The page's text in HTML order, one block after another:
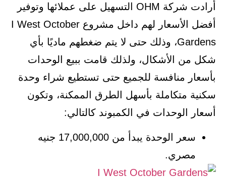
أرادت شركة OHM التسهيل على عملائها وتوفير
أفضل الأسعار لهم داخل مشروع I West October
Gardens، وذلك حتى لا يتم ضغطهم ماديًا بأي
شكل من الأشكال، ولذلك قامت ببيع الوحدات
بأسعار منافسة للجميع حتى تستطيع شراء وحدة
سكنية متكاملة بأسهل الطرق الممكنة، وتكون
أسعار الوحدات في الكمبوند كالتالي:
سعر الوحدة يبدأ من 17,000,000 جنيه
مصري.